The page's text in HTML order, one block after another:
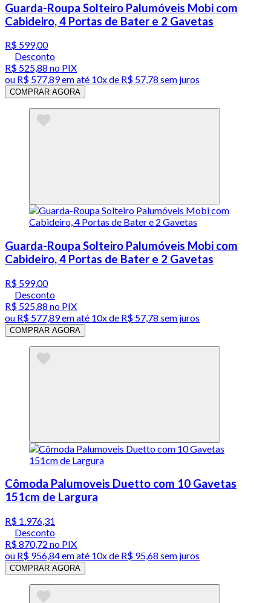
Guarda-Roupa Solteiro Palumóveis Mobi com
Cabideiro, 4 Portas de Bater e 2 Gavetas
R$ 599,00
Desconto
R$ 525,88 no PIX
ou R$ 577,89em até 10x de R$ 57,78 sem juros
COMPRAR AGORA
Guarda-Roupa Solteiro Palumóveis Mobi com
Cabideiro, 4 Portas de Bater e 2 Gavetas
R$ 599,00
Desconto
R$ 525,88 no PIX
ou R$ 577,89em até 10x de R$ 57,78 sem juros
COMPRAR AGORA
Cômoda Palumoveis Duetto com 10 Gavetas
151cm de Largura
R$ 1.976,31
Desconto
R$ 870,72 no PIX
ou R$ 956,84em até 10x de R$ 95,68 sem juros
COMPRAR AGORA